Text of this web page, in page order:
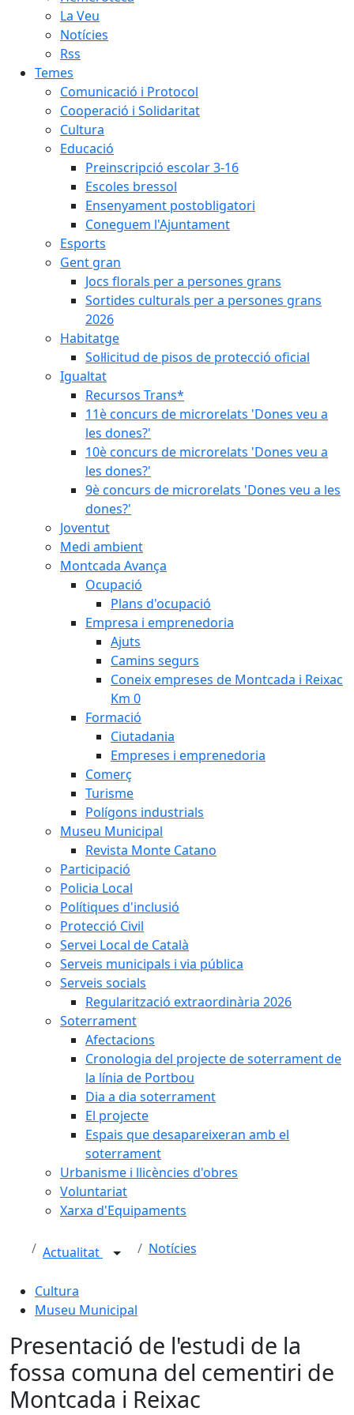
La Veu
Notícies
Rss
Temes
Comunicació i Protocol
Cooperació i Solidaritat
Cultura
Educació
Preinscripció escolar 3-16
Escoles bressol
Ensenyament postobligatori
Coneguem l'Ajuntament
Esports
Gent gran
Jocs florals per a persones grans
Sortides culturals per a persones grans
2026
Habitatge
Sol·licitud de pisos de protecció oficial
Igualtat
Recursos Trans*
11è concurs de microrelats 'Dones veu a
les dones?'
10è concurs de microrelats 'Dones veu a
les dones?'
9è concurs de microrelats 'Dones veu a les
dones?'
Joventut
Medi ambient
Montcada Avança
Ocupació
Plans d'ocupació
Empresa i emprenedoria
Ajuts
Camins segurs
Coneix empreses de Montcada i Reixac
Km 0
Formació
Ciutadania
Empreses i emprenedoria
Comerç
Turisme
Polígons industrials
Museu Municipal
Revista Monte Catano
Participació
Policia Local
Polítiques d'inclusió
Protecció Civil
Servei Local de Català
Serveis municipals i via pública
Serveis socials
Regularització extraordinària 2026
Soterrament
Afectacions
Cronologia del projecte de soterrament de
la línia de Portbou
Dia a dia soterrament
El projecte
Espais que desapareixeran amb el
soterrament
Urbanisme i llicències d'obres
Voluntariat
Xarxa d'Equipaments
Actualitat Notícies
Cultura
Museu Municipal
Presentació de l'estudi de la
fossa comuna del cementiri de
Montcada i Reixac